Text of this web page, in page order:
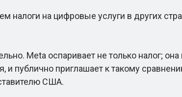
налоги на цифровые услуги в других
Meta оспаривает не только налог; она
публично приглашает к такому
США.